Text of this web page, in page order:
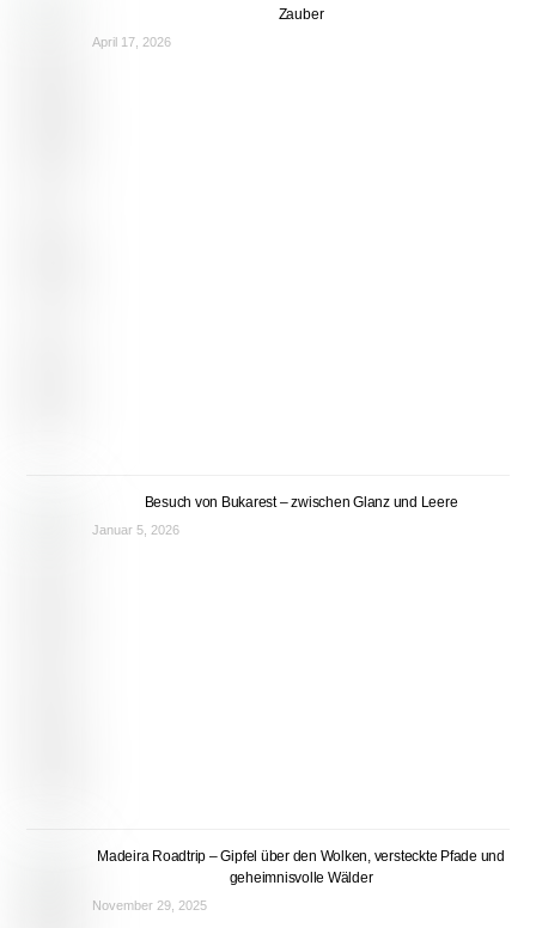
Zauber
April 17, 2026
Besuch von Bukarest – zwischen Glanz und Leere
Januar 5, 2026
Madeira Roadtrip – Gipfel über den Wolken, versteckte Pfade und
geheimnisvolle Wälder
November 29, 2025